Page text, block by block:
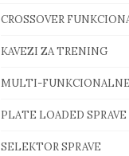
CROSSOVER
KAVEZI ZA TRENING
MULTI-
PLATE LOADED SPRAVE
SELEKTOR SPRAVE